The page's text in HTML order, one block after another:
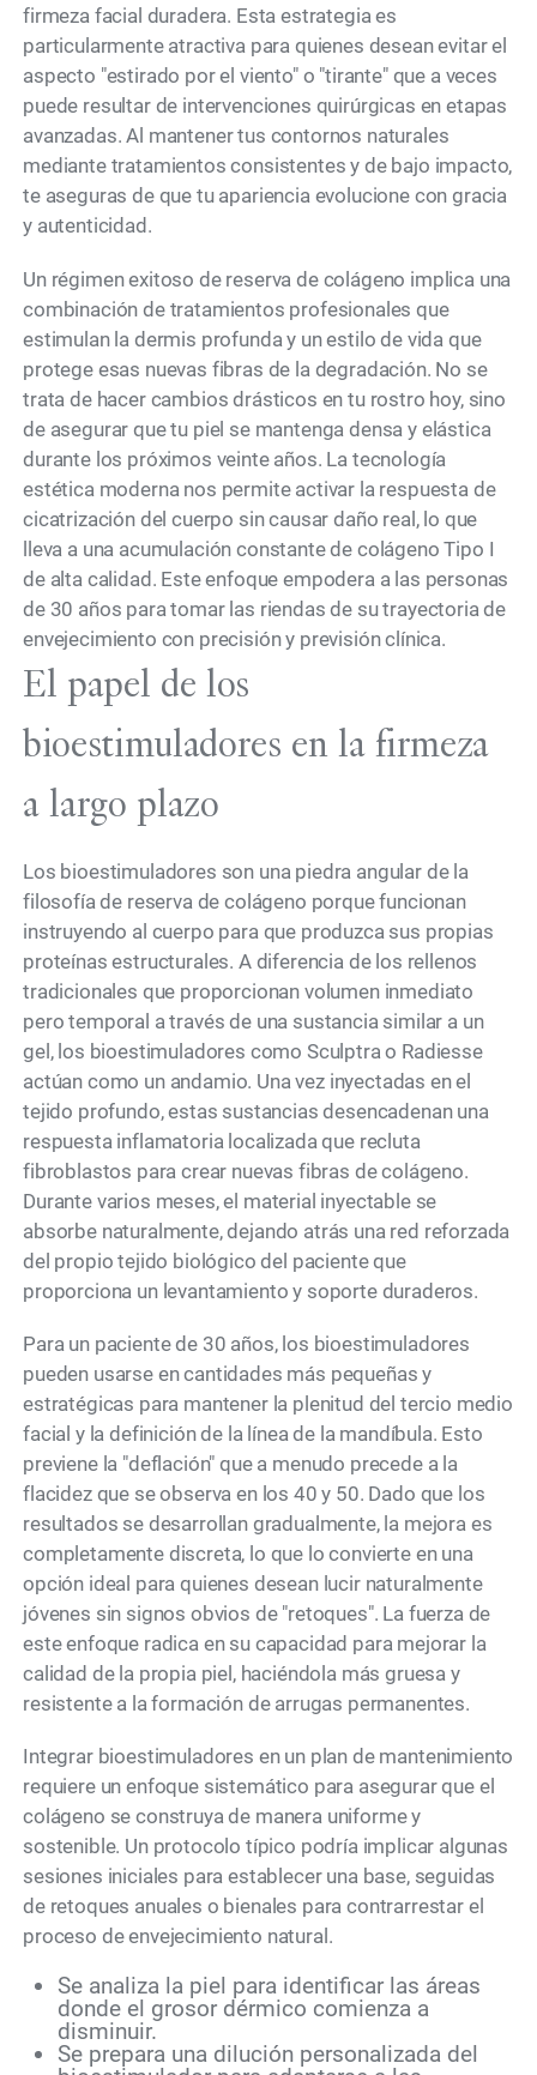
firmeza facial duradera. Esta estrategia es
particularmente atractiva para quienes desean evitar el
aspecto "estirado por el viento" o "tirante" que a veces
puede resultar de intervenciones quirúrgicas en etapas
avanzadas. Al mantener tus contornos naturales
mediante tratamientos consistentes y de bajo impacto,
te aseguras de que tu apariencia evolucione con gracia
y autenticidad.
Un régimen exitoso de reserva de colágeno implica una
combinación de tratamientos profesionales que
estimulan la dermis profunda y un estilo de vida que
protege esas nuevas fibras de la degradación. No se
trata de hacer cambios drásticos en tu rostro hoy, sino
de asegurar que tu piel se mantenga densa y elástica
durante los próximos veinte años. La tecnología
estética moderna nos permite activar la respuesta de
cicatrización del cuerpo sin causar daño real, lo que
lleva a una acumulación constante de colágeno Tipo I
de alta calidad. Este enfoque empodera a las personas
de 30 años para tomar las riendas de su trayectoria de
envejecimiento con precisión y previsión clínica.
El papel de los
bioestimuladores en la firmeza
a largo plazo
Los bioestimuladores son una piedra angular de la
filosofía de reserva de colágeno porque funcionan
instruyendo al cuerpo para que produzca sus propias
proteínas estructurales. A diferencia de los rellenos
tradicionales que proporcionan volumen inmediato
pero temporal a través de una sustancia similar a un
gel, los bioestimuladores como Sculptra o Radiesse
actúan como un andamio. Una vez inyectadas en el
tejido profundo, estas sustancias desencadenan una
respuesta inflamatoria localizada que recluta
fibroblastos para crear nuevas fibras de colágeno.
Durante varios meses, el material inyectable se
absorbe naturalmente, dejando atrás una red reforzada
del propio tejido biológico del paciente que
proporciona un levantamiento y soporte duraderos.
Para un paciente de 30 años, los bioestimuladores
pueden usarse en cantidades más pequeñas y
estratégicas para mantener la plenitud del tercio medio
facial y la definición de la línea de la mandíbula. Esto
previene la "deflación" que a menudo precede a la
flacidez que se observa en los 40 y 50. Dado que los
resultados se desarrollan gradualmente, la mejora es
completamente discreta, lo que lo convierte en una
opción ideal para quienes desean lucir naturalmente
jóvenes sin signos obvios de "retoques". La fuerza de
este enfoque radica en su capacidad para mejorar la
calidad de la propia piel, haciéndola más gruesa y
resistente a la formación de arrugas permanentes.
Integrar bioestimuladores en un plan de mantenimiento
requiere un enfoque sistemático para asegurar que el
colágeno se construya de manera uniforme y
sostenible. Un protocolo típico podría implicar algunas
sesiones iniciales para establecer una base, seguidas
de retoques anuales o bienales para contrarrestar el
proceso de envejecimiento natural.
Se analiza la piel para identificar las áreas
donde el grosor dérmico comienza a
disminuir.
Se prepara una dilución personalizada del